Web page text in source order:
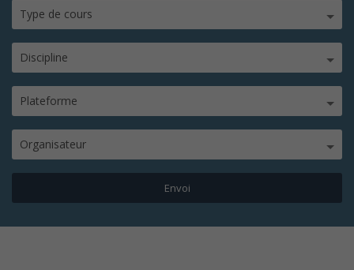
Type de cours
Discipline
Plateforme
Organisateur